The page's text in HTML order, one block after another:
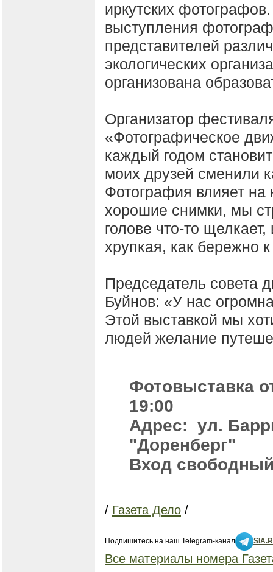
иркутских
выступления
представителей
экологических
организована
Организатор
«Фотографическое
каждый годом
моих друзей сменили
Фотография влияет на
хорошие снимки, мы
голове что-то
хрупкая, как бережно
Председатель совета
Буйнов: «У нас
Этой выставкой мы
людей желание
Фотовыставка
19:00
Адрес: ул.
"Доренберг"
Вход
/ Газета Дело /
Подпишитесь на наш Telegram-канал
Все материалы номера